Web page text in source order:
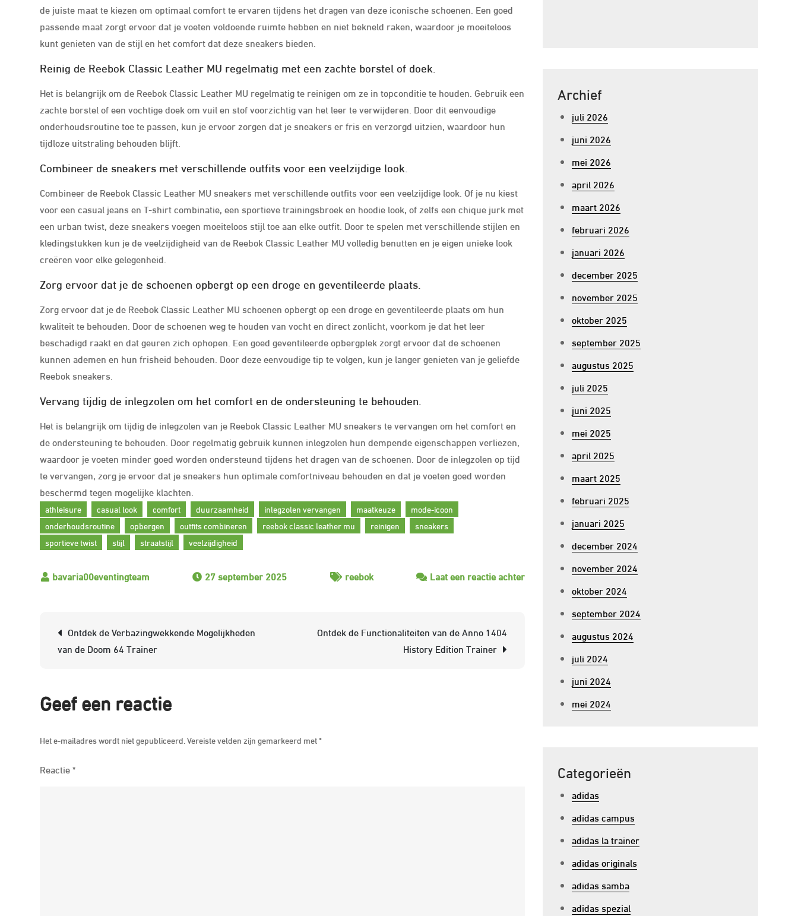
de juiste maat te kiezen om optimaal comfort te ervaren tijdens het dragen van deze iconische schoenen. Een goed
passende maat zorgt ervoor dat je voeten voldoende ruimte hebben en niet bekneld raken, waardoor je moeiteloos
kunt genieten van de stijl en het comfort dat deze sneakers bieden.
Reinig de Reebok Classic Leather MU regelmatig met een zachte borstel of doek.
Het is belangrijk om de Reebok Classic Leather MU regelmatig te reinigen om ze in topconditie te houden. Gebruik een
zachte borstel of een vochtige doek om vuil en stof voorzichtig van het leer te verwijderen. Door dit eenvoudige
onderhoudsroutine toe te passen, kun je ervoor zorgen dat je sneakers er fris en verzorgd uitzien, waardoor hun
tijdloze uitstraling behouden blijft.
Combineer de sneakers met verschillende outfits voor een veelzijdige look.
Combineer de Reebok Classic Leather MU sneakers met verschillende outfits voor een veelzijdige look. Of je nu kiest
voor een casual jeans en T-shirt combinatie, een sportieve trainingsbroek en hoodie look, of zelfs een chique jurk met
een urban twist, deze sneakers voegen moeiteloos stijl toe aan elke outfit. Door te spelen met verschillende stijlen en
kledingstukken kun je de veelzijdigheid van de Reebok Classic Leather MU volledig benutten en je eigen unieke look
creëren voor elke gelegenheid.
Zorg ervoor dat je de schoenen opbergt op een droge en geventileerde plaats.
Zorg ervoor dat je de Reebok Classic Leather MU schoenen opbergt op een droge en geventileerde plaats om hun
kwaliteit te behouden. Door de schoenen weg te houden van vocht en direct zonlicht, voorkom je dat het leer
beschadigd raakt en dat geuren zich ophopen. Een goed geventileerde opbergplek zorgt ervoor dat de schoenen
kunnen ademen en hun frisheid behouden. Door deze eenvoudige tip te volgen, kun je langer genieten van je geliefde
Reebok sneakers.
Vervang tijdig de inlegzolen om het comfort en de ondersteuning te behouden.
Het is belangrijk om tijdig de inlegzolen van je Reebok Classic Leather MU sneakers te vervangen om het comfort en
de ondersteuning te behouden. Door regelmatig gebruik kunnen inlegzolen hun dempende eigenschappen verliezen,
waardoor je voeten minder goed worden ondersteund tijdens het dragen van de schoenen. Door de inlegzolen op tijd
te vervangen, zorg je ervoor dat je sneakers hun optimale comfortniveau behouden en dat je voeten goed worden
beschermd tegen mogelijke klachten.
athleisure casual look comfort duurzaamheid inlegzolen vervangen maatkeuze
mode-icoon
onderhoudsroutine
opbergen outfits combineren reebok classic leather mu reinigen
sneakers
sportieve twist
stijl straatstijl veelzijdigheid
27 september 2025 reebok Laat een reactie achterop
Iconische
Berichtnavigatie
Ontdek de Verbazingwekkende Mogelijkheden
van de Doom 64 Trainer
Ontdek de Functionaliteiten van de Anno 1404
History Edition Trainer
Geef een reactie
Het e-mailadres wordt niet gepubliceerd. Vereiste velden zijn gemarkeerd met*
Reactie*
Archief
juli 2026
juni 2026
mei 2026
april 2026
maart 2026
februari 2026
januari 2026
december 2025
november 2025
oktober 2025
september 2025
augustus 2025
juli 2025
juni 2025
mei 2025
april 2025
maart 2025
februari 2025
januari 2025
december 2024
november 2024
oktober 2024
september 2024
augustus 2024
juli 2024
juni 2024
mei 2024
Categorieën
adidas
adidas campus
adidas la trainer
adidas originals
adidas samba
adidas spezial